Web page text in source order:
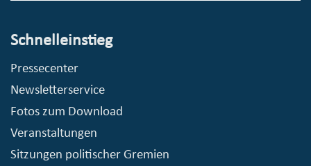
Schnelleinstieg
Pressecenter
Newsletterservice
Fotos zum Download
Veranstaltungen
Sitzungen politischer Gremien